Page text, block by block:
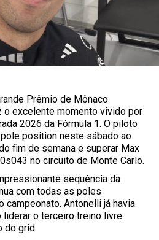
Prêmio de Mônaco
o excelente momento vivido por
2026 da Fórmula 1. O piloto
position neste sábado ao
fim de semana e superar Max
no circuito de Monte Carlo.
sequência da
com todas as poles
campeonato. Antonelli já havia
o terceiro treino livre
do grid.